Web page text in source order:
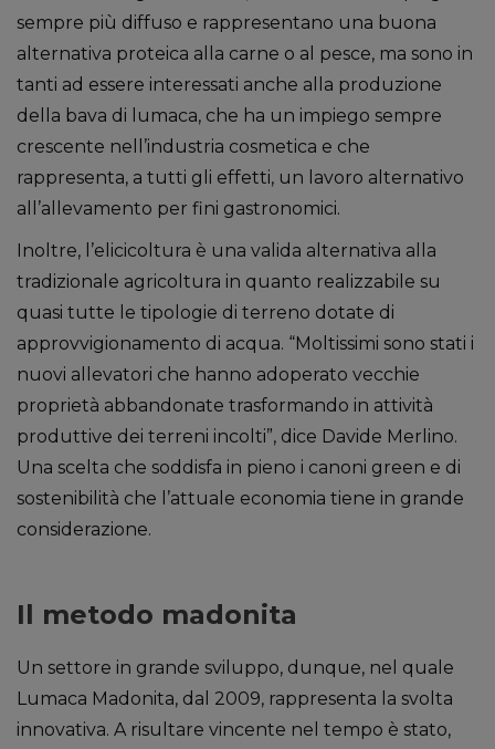
sempre più diffuso e rappresentano una buona
alternativa proteica alla carne o al pesce, ma sono in
tanti ad essere interessati anche alla produzione
della bava di lumaca, che ha un impiego sempre
crescente nell’industria cosmetica e che
rappresenta, a tutti gli effetti, un lavoro alternativo
all’allevamento per fini gastronomici.
Inoltre, l’elicicoltura è una valida alternativa alla
tradizionale agricoltura in quanto realizzabile su
quasi tutte le tipologie di terreno dotate di
approvvigionamento di acqua. “Moltissimi sono stati i
nuovi allevatori che hanno adoperato vecchie
proprietà abbandonate trasformando in attività
produttive dei terreni incolti”, dice Davide Merlino.
Una scelta che soddisfa in pieno i canoni green e di
sostenibilità che l’attuale economia tiene in grande
considerazione.
Il metodo madonita
Un settore in grande sviluppo, dunque, nel quale
Lumaca Madonita, dal 2009, rappresenta la svolta
innovativa. A risultare vincente nel tempo è stato,